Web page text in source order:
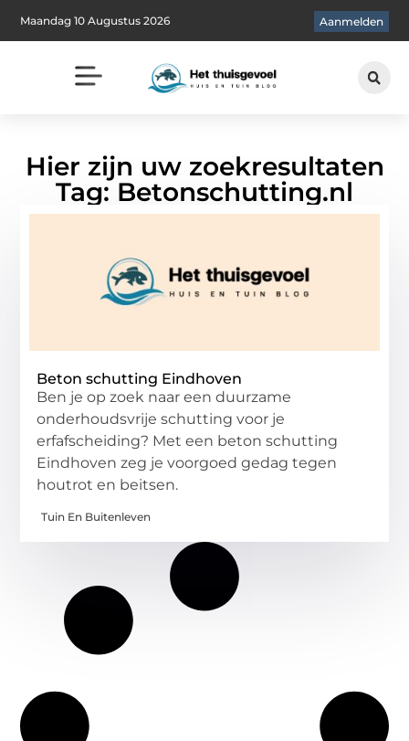
Maandag 10 Augustus 2026 Aanmelden
Hier zijn uw zoekresultaten
Tag: Betonschutting.nl
Beton schutting Eindhoven
Ben je op zoek naar een duurzame
onderhoudsvrije schutting voor je
erfafscheiding? Met een beton schutting
Eindhoven zeg je voorgoed gedag tegen
houtrot en beitsen.
Tuin En Buitenleven